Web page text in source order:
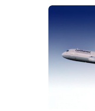
útmutató